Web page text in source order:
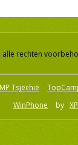
alle rechten
Tsjechië
WinPhone by